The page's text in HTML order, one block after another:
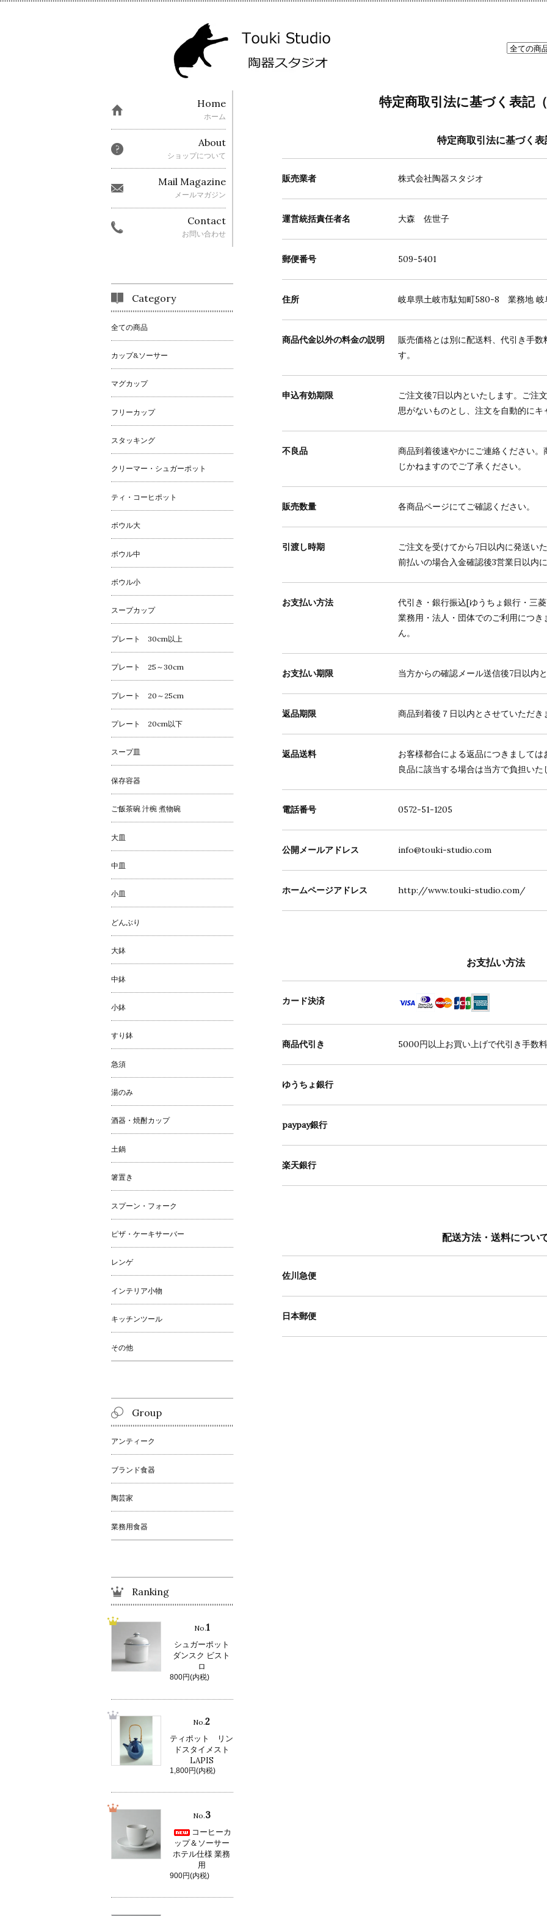
特定商取引法に基づく表記（
特定商取引法に基づく表
販売業者 株式会社陶器スタジオ
運営統括責任者名 大森 佐世子
郵便番号 509-5401
住所 岐阜県土岐市駄知町580-8 業務地 岐
商品代金以外の料金の説明
販売価格とは別に配送料、代引き手
す。
申込有効期限
ご注文後7日以内といたします。ご注
思がないものとし、注文を自動的にキ
不良品
商品到着後速やかにご連絡ください
じかねますのでご了承ください。
販売数量 各商品ページにてご確認ください。
引渡し時期
ご注文を受けてから7日以内に発送いた
前払いの場合入金確認後3営業日以内に
お支払い方法
代引き・銀行振込[ゆうちょ銀行・三
業務用・法人・団体でのご利用につ
ん。
お支払い期限 当方からの確認メール送信後7日以内と
返品期限 商品到着後７日以内とさせていただき
返品送料
お客様都合による返品につきまして
良品に該当する場合は当方で負担いた
電話番号 0572-51-1205
公開メールアドレス info@touki-studio.com
ホームページアドレス http://www.touki-studio.com/
お支払い方法
カード決済
商品代引き 5000円以上お買い上げで代引き手数料
ゆうちょ銀行
paypay銀行
楽天銀行
配送方法・送料につい
佐川急便
日本郵便
Home
ホーム
About
ショップについて
Mail Magazine
メールマガジン
Contact
お問い合わせ
Category
全ての商品
カップ&ソーサー
マグカップ
フリーカップ
スタッキング
クリーマー・シュガーポット
ティ・コーヒポット
ボウル大
ボウル中
ボウル小
スープカップ
プレート 30cm以上
プレート 25～30cm
プレート 20～25cm
プレート 20cm以下
スープ皿
保存容器
ご飯茶碗 汁椀 煮物碗
大皿
中皿
小皿
どんぶり
大鉢
中鉢
小鉢
すり鉢
急須
湯のみ
酒器・焼酎カップ
土鍋
箸置き
スプーン・フォーク
ピザ・ケーキサーバー
レンゲ
インテリア小物
キッチンツール
その他
Group
アンティーク
ブランド食器
陶芸家
業務用食器
Ranking
No.1
シュガーポット
ダンスク ビスト
ロ
800円(内税)
No.2
ティポット リン
ドスタイメスト
LAPIS
1,800円(内税)
No.3
コーヒーカ
ップ＆ソーサー
ホテル仕様 業務
用
900円(内税)